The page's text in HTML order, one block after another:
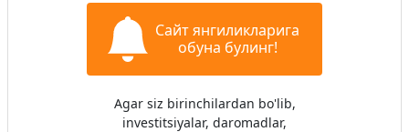
Сайт янгиликларига
обуна булинг!
Agar siz birinchilardan bo'lib,
investitsiyalar, daromadlar,